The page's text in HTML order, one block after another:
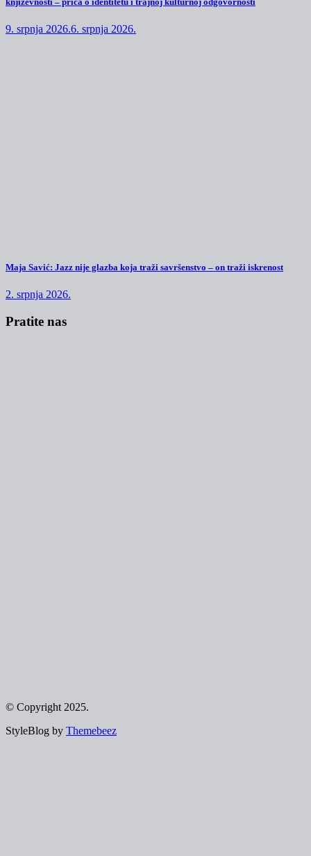
9. srpnja 2026.6. srpnja 2026.
Maja Savić: Jazz nije glazba koja traži savršenstvo – on traži iskrenost
2. srpnja 2026.
Pratite nas
© Copyright 2025.
StyleBlog by Themebeez